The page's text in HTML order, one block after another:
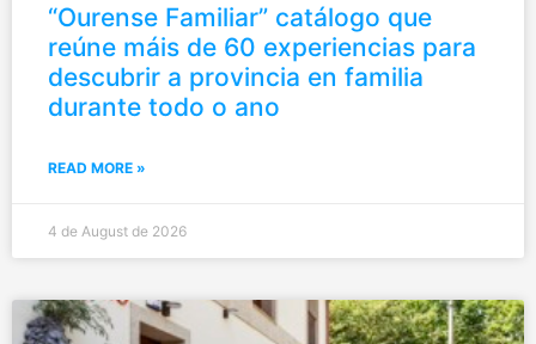
“Ourense Familiar” catálogo que
reúne máis de 60 experiencias para
descubrir a provincia en familia
durante todo o ano
READ MORE »
4 de August de 2026